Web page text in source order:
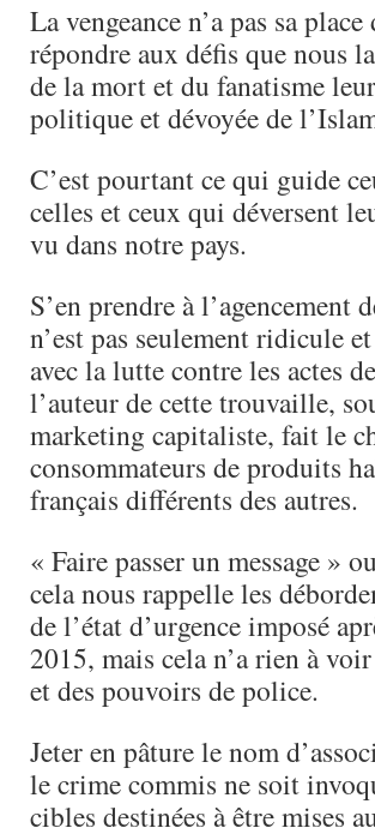
La vengeance n’a pas sa
répondre aux défis que nous
de la mort et du fanatisme
politique et dévoyée de
C’est pourtant ce qui guide
celles et ceux qui déversent
vu dans notre pays.
S’en prendre à l’agencement
n’est pas seulement ridicule
avec la lutte contre les actes
l’auteur de cette trouvaille,
marketing capitaliste, fait le
consommateurs de produits
français différents des autres.
« Faire passer un message »
cela nous rappelle les
de l’état d’urgence imposé
2015, mais cela n’a rien à
et des pouvoirs de police.
Jeter en pâture le nom
le crime commis ne soit
cibles destinées à être mises